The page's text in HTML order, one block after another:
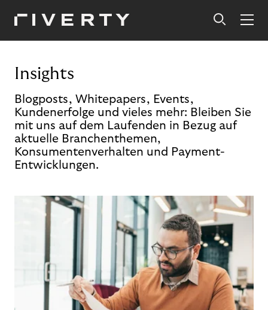
Insights
Blogposts, Whitepapers, Events,
Kundenerfolge und vieles mehr: Bleiben Sie
mit uns auf dem Laufenden in Bezug auf
aktuelle Branchenthemen,
Konsumentenverhalten und Payment-
Entwicklungen.